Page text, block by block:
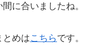
に合いましたね。
とめはこちら です。